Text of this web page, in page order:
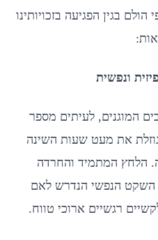
הולם בגין הפגיעה בזכויותינו
המוגנים, לעיתים מספר
את מעט שעות השינה
הלחץ המתמיד והחרדה
השקט הנפשי הנדרש לאם
רגשיים ארוכי טווח.